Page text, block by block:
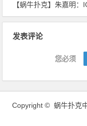
【蜗牛扑克】朱嘉明：ICO使人误以为扑克可以点石
发表评论
您必须
Copyright © 蜗牛扑克